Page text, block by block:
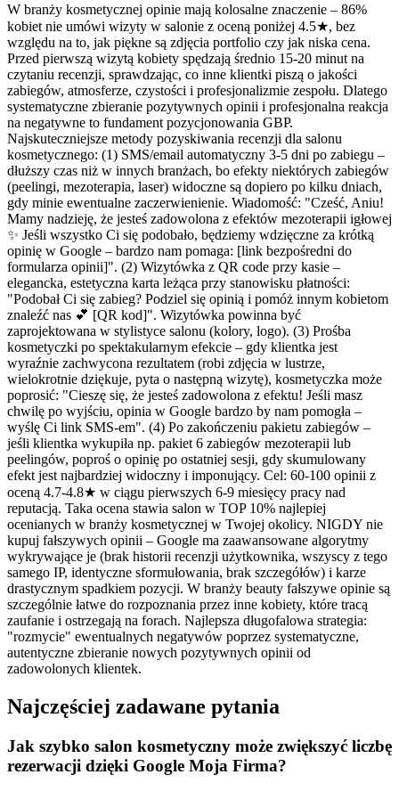
W branży kosmetycznej opinie mają kolosalne znaczenie – 86%
kobiet nie umówi wizyty w salonie z oceną poniżej 4.5★, bez
względu na to, jak piękne są zdjęcia portfolio czy jak niska cena.
Przed pierwszą wizytą kobiety spędzają średnio 15-20 minut na
czytaniu recenzji, sprawdzając, co inne klientki piszą o jakości
zabiegów, atmosferze, czystości i profesjonalizmie zespołu. Dlatego
systematyczne zbieranie pozytywnych opinii i profesjonalna reakcja
na negatywne to fundament pozycjonowania GBP.
Najskuteczniejsze metody pozyskiwania recenzji dla salonu
kosmetycznego: (1) SMS/email automatyczny 3-5 dni po zabiegu –
dłuższy czas niż w innych branżach, bo efekty niektórych zabiegów
(peelingi, mezoterapia, laser) widoczne są dopiero po kilku dniach,
gdy minie ewentualne zaczerwienienie. Wiadomość: "Cześć, Aniu!
Mamy nadzieję, że jesteś zadowolona z efektów mezoterapii igłowej
✨ Jeśli wszystko Ci się podobało, będziemy wdzięczne za krótką
opinię w Google – bardzo nam pomaga: [link bezpośredni do
formularza opinii]". (2) Wizytówka z QR code przy kasie –
elegancka, estetyczna karta leżąca przy stanowisku płatności:
"Podobał Ci się zabieg? Podziel się opinią i pomóż innym kobietom
znaleźć nas 💕 [QR kod]". Wizytówka powinna być
zaprojektowana w stylistyce salonu (kolory, logo). (3) Prośba
kosmetyczki po spektakularnym efekcie – gdy klientka jest
wyraźnie zachwycona rezultatem (robi zdjęcia w lustrze,
wielokrotnie dziękuje, pyta o następną wizytę), kosmetyczka może
poprosić: "Cieszę się, że jesteś zadowolona z efektu! Jeśli masz
chwilę po wyjściu, opinia w Google bardzo by nam pomogła –
wyślę Ci link SMS-em". (4) Po zakończeniu pakietu zabiegów –
jeśli klientka wykupiła np. pakiet 6 zabiegów mezoterapii lub
peelingów, poproś o opinię po ostatniej sesji, gdy skumulowany
efekt jest najbardziej widoczny i imponujący. Cel: 60-100 opinii z
oceną 4.7-4.8★ w ciągu pierwszych 6-9 miesięcy pracy nad
reputacją. Taka ocena stawia salon w TOP 10% najlepiej
ocenianych w branży kosmetycznej w Twojej okolicy. NIGDY nie
kupuj fałszywych opinii – Google ma zaawansowane algorytmy
wykrywające je (brak historii recenzji użytkownika, wszyscy z tego
samego IP, identyczne sformułowania, brak szczegółów) i karze
drastycznym spadkiem pozycji. W branży beauty fałszywe opinie są
szczególnie łatwe do rozpoznania przez inne kobiety, które tracą
zaufanie i ostrzegają na forach. Najlepsza długofalowa strategia:
"rozmycie" ewentualnych negatywów poprzez systematyczne,
autentyczne zbieranie nowych pozytywnych opinii od
zadowolonych klientek.
Najczęściej zadawane pytania
Jak szybko salon kosmetyczny może zwiększyć liczbę
rezerwacji dzięki Google Moja Firma?